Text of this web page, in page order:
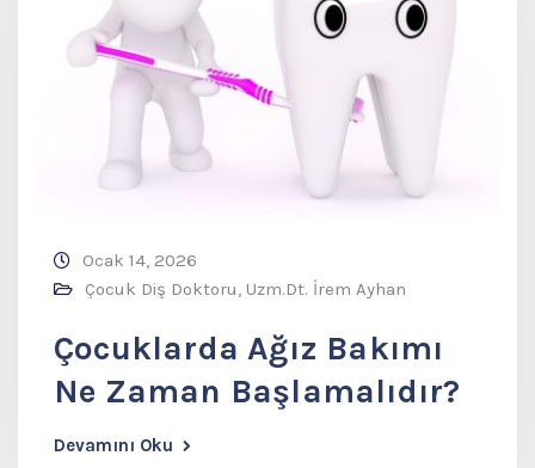
Ocak 14, 2026
Çocuk Diş Doktoru Uzm.Dt. İrem Ayhan
Çocuklarda Ağız Bakımı
Ne Zaman Başlamalıdır?
Devamını Oku